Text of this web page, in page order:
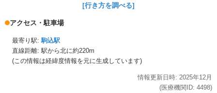
[行き方を調べる]
アクセス・駐車場
最寄り駅: 駒込駅
直線距離: 駅から北に約220m
(この情報は経緯度情報を元に生成しています)
情報更新日時: 2025年12月
(医療機関ID: 4498)